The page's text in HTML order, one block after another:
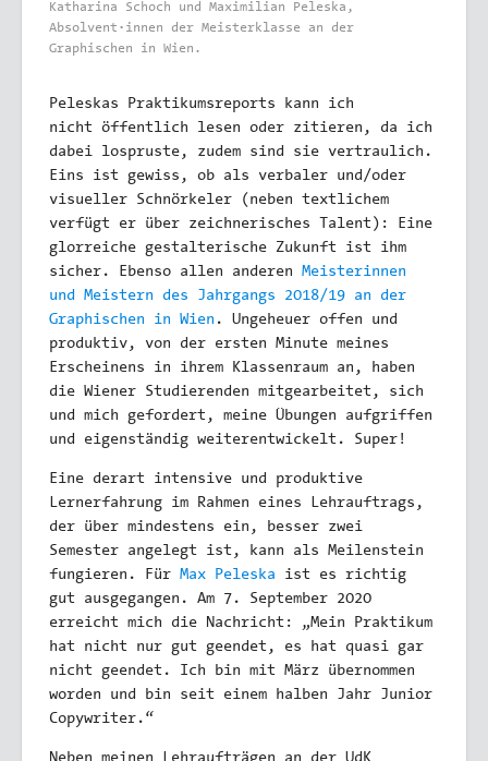
Katharina Schoch und Maximilian Peleska,
Absolvent · innen der Meisterklasse an der
Graphischen in Wien.
Peleskas Praktikumsreports kann ich
nicht öffentlich lesen oder zitieren, da ich
dabei lospruste, zudem sind sie vertraulich.
Eins ist gewiss, ob als verbaler und/oder
visueller Schnörkeler (neben textlichem
verfügt er über zeichnerisches Talent): Eine
glorreiche gestalterische Zukunft ist ihm
sicher. Ebenso allen anderen Meisterinnen
und Meistern des Jahrgangs 2018/19 an der
Graphischen in Wien . Ungeheuer offen und
produktiv, von der ersten Minute meines
Erscheinens in ihrem Klassenraum an, haben
die Wiener Studierenden mitgearbeitet, sich
und mich gefordert, meine Übungen aufgriffen
und eigenständig weiterentwickelt. Super!
Eine derart intensive und produktive
Lernerfahrung im Rahmen eines Lehrauftrags,
der über mindestens ein, besser zwei
Semester angelegt ist, kann als Meilenstein
fungieren. Für Max Peleska ist es richtig
gut ausgegangen. Am 7. September 2020
erreicht mich die Nachricht: „Mein Praktikum
hat nicht nur gut geendet, es hat quasi gar
nicht geendet. Ich bin mit März übernommen
worden und bin seit einem halben Jahr Junior
Copywriter.“